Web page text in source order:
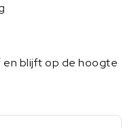
en blijft op de hoogte